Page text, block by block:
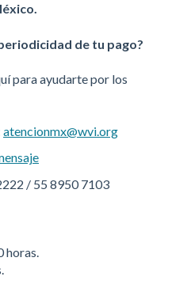
de tu pago?
para ayudarte por los
atencionmx@wvi.org
/ 55 8950 7103
horas.